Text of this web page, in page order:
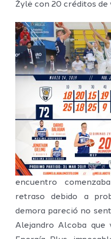
Žylė con 20 créditos de
encuentro
retraso debido a
demora pareció no
Alejandro Alcoba que